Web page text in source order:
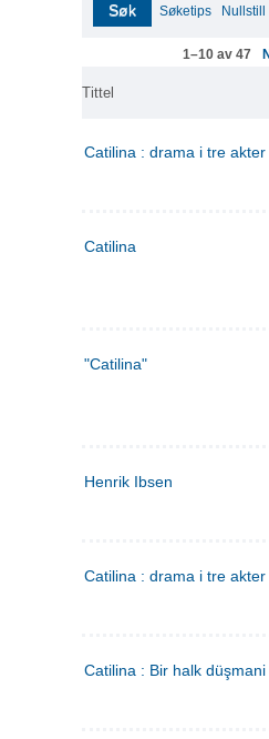
Søk Søketips Nullstill
1–10 av 47
Tittel
Catilina : drama i tre akter
Catilina
"Catilina"
Henrik Ibsen
Catilina : drama i tre akter
Catilina : Bir halk düşmani